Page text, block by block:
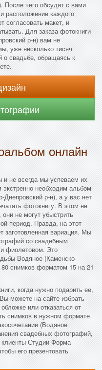
После чего обсудят с вами
расположение каждого
согласовать макет, и
Для заказа фотокниги
р-н) вам не
уже несколько тисяч
о свадьбе, обращаясь к
онлайн
не всегда мы успеваем их
экстренно необходим альбом
Днепровский р-н), а у вас нет
фотокнигу. В этом не
не могут убыстрить
период. Правда, на этот
заготовленная вариация. Мы
со свадебным
фиолетовом. Это
Водяное (Каменско-
снимков форматом 15 на 21
когда нужно подарить ее,
можете на сайте избрать
или отказаться от
снимков в нужном формате
(Водяное
свадебных фотографий,
клиенты Студии Форма
его презентовать